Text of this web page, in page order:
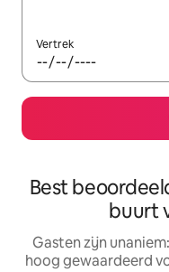
Vertrek
Best
buurt
Gasten zijn
hoog gewaardeerd